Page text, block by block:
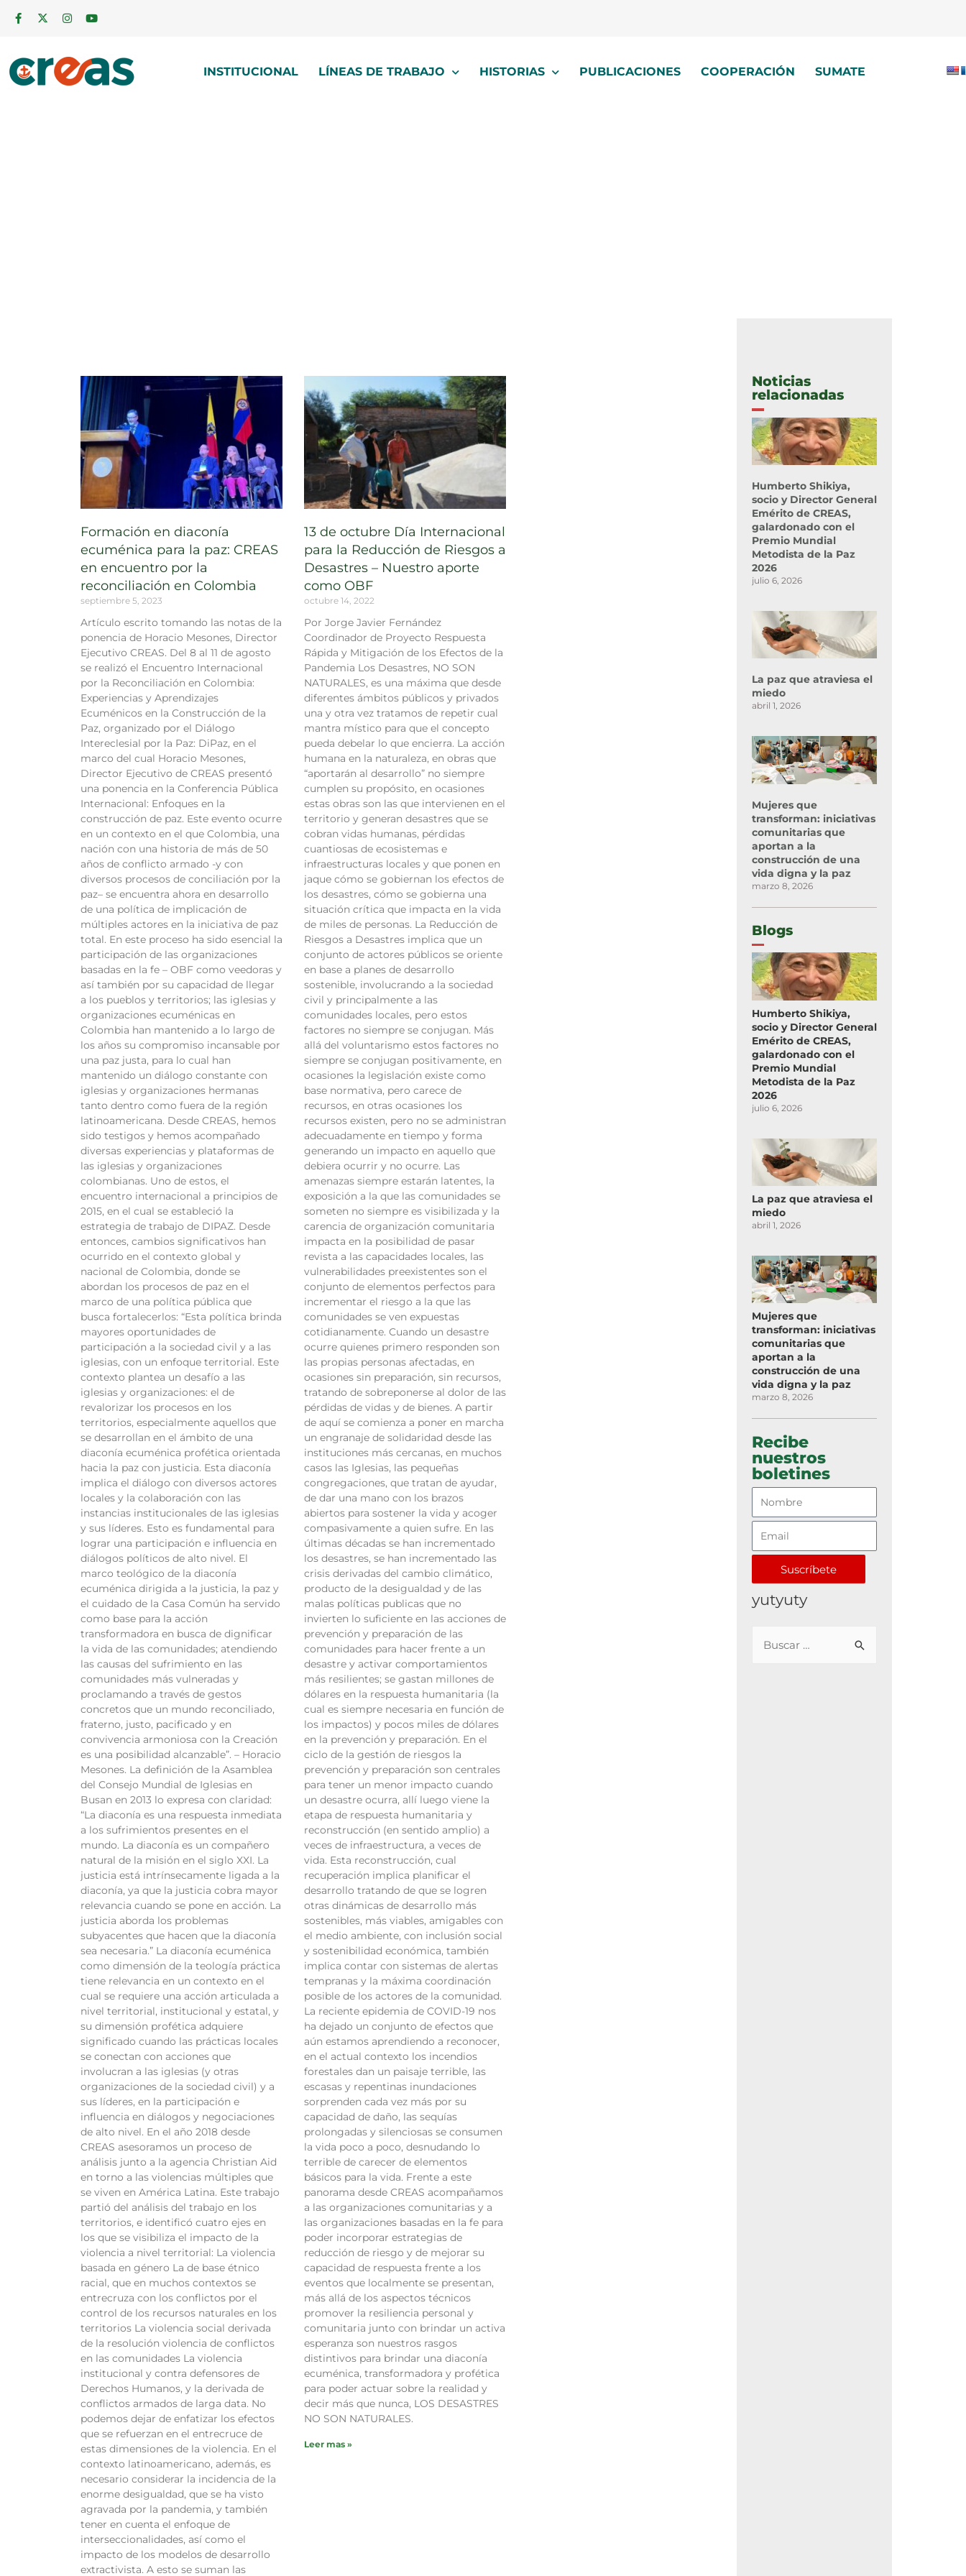
INSTITUCIONAL LÍNEAS DE TRABAJO HISTORIAS PUBLICACIONES COOPERACIÓN SUMATE
Formación en diaconía
ecuménica para la paz: CREAS
en encuentro por la
reconciliación en Colombia
septiembre 5, 2023
Artículo escrito tomando las notas de la
ponencia de Horacio Mesones, Director
Ejecutivo CREAS. Del 8 al 11 de agosto
se realizó el Encuentro Internacional
por la Reconciliación en Colombia:
Experiencias y Aprendizajes
Ecuménicos en la Construcción de la
Paz, organizado por el Diálogo
Intereclesial por la Paz: DiPaz, en el
marco del cual Horacio Mesones,
Director Ejecutivo de CREAS presentó
una ponencia en la Conferencia Pública
Internacional: Enfoques en la
construcción de paz. Este evento ocurre
en un contexto en el que Colombia, una
nación con una historia de más de 50
años de conflicto armado -y con
diversos procesos de conciliación por la
paz– se encuentra ahora en desarrollo
de una política de implicación de
múltiples actores en la iniciativa de paz
total. En este proceso ha sido esencial la
participación de las organizaciones
basadas en la fe – OBF como veedoras y
así también por su capacidad de llegar
a los pueblos y territorios; las iglesias y
organizaciones ecuménicas en
Colombia han mantenido a lo largo de
los años su compromiso incansable por
una paz justa, para lo cual han
mantenido un diálogo constante con
iglesias y organizaciones hermanas
tanto dentro como fuera de la región
latinoamericana. Desde CREAS, hemos
sido testigos y hemos acompañado
diversas experiencias y plataformas de
las iglesias y organizaciones
colombianas. Uno de estos, el
encuentro internacional a principios de
2015, en el cual se estableció la
estrategia de trabajo de DIPAZ. Desde
entonces, cambios significativos han
ocurrido en el contexto global y
nacional de Colombia, donde se
abordan los procesos de paz en el
marco de una política pública que
busca fortalecerlos: “Esta política brinda
mayores oportunidades de
participación a la sociedad civil y a las
iglesias, con un enfoque territorial. Este
contexto plantea un desafío a las
iglesias y organizaciones: el de
revalorizar los procesos en los
territorios, especialmente aquellos que
se desarrollan en el ámbito de una
diaconía ecuménica profética orientada
hacia la paz con justicia. Esta diaconía
implica el diálogo con diversos actores
locales y la colaboración con las
instancias institucionales de las iglesias
y sus líderes. Esto es fundamental para
lograr una participación e influencia en
diálogos políticos de alto nivel. El
marco teológico de la diaconía
ecuménica dirigida a la justicia, la paz y
el cuidado de la Casa Común ha servido
como base para la acción
transformadora en busca de dignificar
la vida de las comunidades; atendiendo
las causas del sufrimiento en las
comunidades más vulneradas y
proclamando a través de gestos
concretos que un mundo reconciliado,
fraterno, justo, pacificado y en
convivencia armoniosa con la Creación
es una posibilidad alcanzable”. – Horacio
Mesones. La definición de la Asamblea
del Consejo Mundial de Iglesias en
Busan en 2013 lo expresa con claridad:
“La diaconía es una respuesta inmediata
a los sufrimientos presentes en el
mundo. La diaconía es un compañero
natural de la misión en el siglo XXI. La
justicia está intrínsecamente ligada a la
diaconía, ya que la justicia cobra mayor
relevancia cuando se pone en acción. La
justicia aborda los problemas
subyacentes que hacen que la diaconía
sea necesaria.” La diaconía ecuménica
como dimensión de la teología práctica
tiene relevancia en un contexto en el
cual se requiere una acción articulada a
nivel territorial, institucional y estatal, y
su dimensión profética adquiere
significado cuando las prácticas locales
se conectan con acciones que
involucran a las iglesias (y otras
organizaciones de la sociedad civil) y a
sus líderes, en la participación e
influencia en diálogos y negociaciones
de alto nivel. En el año 2018 desde
CREAS asesoramos un proceso de
análisis junto a la agencia Christian Aid
en torno a las violencias múltiples que
se viven en América Latina. Este trabajo
partió del análisis del trabajo en los
territorios, e identificó cuatro ejes en
los que se visibiliza el impacto de la
violencia a nivel territorial: La violencia
basada en género La de base étnico
racial, que en muchos contextos se
entrecruza con los conflictos por el
control de los recursos naturales en los
territorios La violencia social derivada
de la resolución violencia de conflictos
en las comunidades La violencia
institucional y contra defensores de
Derechos Humanos, y la derivada de
conflictos armados de larga data. No
podemos dejar de enfatizar los efectos
que se refuerzan en el entrecruce de
estas dimensiones de la violencia. En el
contexto latinoamericano, además, es
necesario considerar la incidencia de la
enorme desigualdad, que se ha visto
agravada por la pandemia, y también
tener en cuenta el enfoque de
interseccionalidades, así como el
impacto de los modelos de desarrollo
extractivista. A esto se suman las
13 de octubre Día Internacional
para la Reducción de Riesgos a
Desastres – Nuestro aporte
como OBF
octubre 14, 2022
Por Jorge Javier Fernández
Coordinador de Proyecto Respuesta
Rápida y Mitigación de los Efectos de la
Pandemia Los Desastres, NO SON
NATURALES, es una máxima que desde
diferentes ámbitos públicos y privados
una y otra vez tratamos de repetir cual
mantra místico para que el concepto
pueda debelar lo que encierra. La acción
humana en la naturaleza, en obras que
“aportarán al desarrollo” no siempre
cumplen su propósito, en ocasiones
estas obras son las que intervienen en el
territorio y generan desastres que se
cobran vidas humanas, pérdidas
cuantiosas de ecosistemas e
infraestructuras locales y que ponen en
jaque cómo se gobiernan los efectos de
los desastres, cómo se gobierna una
situación crítica que impacta en la vida
de miles de personas. La Reducción de
Riesgos a Desastres implica que un
conjunto de actores públicos se oriente
en base a planes de desarrollo
sostenible, involucrando a la sociedad
civil y principalmente a las
comunidades locales, pero estos
factores no siempre se conjugan. Más
allá del voluntarismo estos factores no
siempre se conjugan positivamente, en
ocasiones la legislación existe como
base normativa, pero carece de
recursos, en otras ocasiones los
recursos existen, pero no se administran
adecuadamente en tiempo y forma
generando un impacto en aquello que
debiera ocurrir y no ocurre. Las
amenazas siempre estarán latentes, la
exposición a la que las comunidades se
someten no siempre es visibilizada y la
carencia de organización comunitaria
impacta en la posibilidad de pasar
revista a las capacidades locales, las
vulnerabilidades preexistentes son el
conjunto de elementos perfectos para
incrementar el riesgo a la que las
comunidades se ven expuestas
cotidianamente. Cuando un desastre
ocurre quienes primero responden son
las propias personas afectadas, en
ocasiones sin preparación, sin recursos,
tratando de sobreponerse al dolor de las
pérdidas de vidas y de bienes. A partir
de aquí se comienza a poner en marcha
un engranaje de solidaridad desde las
instituciones más cercanas, en muchos
casos las Iglesias, las pequeñas
congregaciones, que tratan de ayudar,
de dar una mano con los brazos
abiertos para sostener la vida y acoger
compasivamente a quien sufre. En las
últimas décadas se han incrementado
los desastres, se han incrementado las
crisis derivadas del cambio climático,
producto de la desigualdad y de las
malas políticas publicas que no
invierten lo suficiente en las acciones de
prevención y preparación de las
comunidades para hacer frente a un
desastre y activar comportamientos
más resilientes; se gastan millones de
dólares en la respuesta humanitaria (la
cual es siempre necesaria en función de
los impactos) y pocos miles de dólares
en la prevención y preparación. En el
ciclo de la gestión de riesgos la
prevención y preparación son centrales
para tener un menor impacto cuando
un desastre ocurra, allí luego viene la
etapa de respuesta humanitaria y
reconstrucción (en sentido amplio) a
veces de infraestructura, a veces de
vida. Esta reconstrucción, cual
recuperación implica planificar el
desarrollo tratando de que se logren
otras dinámicas de desarrollo más
sostenibles, más viables, amigables con
el medio ambiente, con inclusión social
y sostenibilidad económica, también
implica contar con sistemas de alertas
tempranas y la máxima coordinación
posible de los actores de la comunidad.
La reciente epidemia de COVID-19 nos
ha dejado un conjunto de efectos que
aún estamos aprendiendo a reconocer,
en el actual contexto los incendios
forestales dan un paisaje terrible, las
escasas y repentinas inundaciones
sorprenden cada vez más por su
capacidad de daño, las sequías
prolongadas y silenciosas se consumen
la vida poco a poco, desnudando lo
terrible de carecer de elementos
básicos para la vida. Frente a este
panorama desde CREAS acompañamos
a las organizaciones comunitarias y a
las organizaciones basadas en la fe para
poder incorporar estrategias de
reducción de riesgo y de mejorar su
capacidad de respuesta frente a los
eventos que localmente se presentan,
más allá de los aspectos técnicos
promover la resiliencia personal y
comunitaria junto con brindar un activa
esperanza son nuestros rasgos
distintivos para brindar una diaconía
ecuménica, transformadora y profética
para poder actuar sobre la realidad y
decir más que nunca, LOS DESASTRES
NO SON NATURALES.
Leer mas »
Noticias
relacionadas
Humberto Shikiya,
socio y Director General
Emérito de CREAS,
galardonado con el
Premio Mundial
Metodista de la Paz
2026
julio 6, 2026
La paz que atraviesa el
miedo
abril 1, 2026
Mujeres que
transforman: iniciativas
comunitarias que
aportan a la
construcción de una
vida digna y la paz
marzo 8, 2026
Blogs
Humberto Shikiya,
socio y Director General
Emérito de CREAS,
galardonado con el
Premio Mundial
Metodista de la Paz
2026
julio 6, 2026
La paz que atraviesa el
miedo
abril 1, 2026
Mujeres que
transforman: iniciativas
comunitarias que
aportan a la
construcción de una
vida digna y la paz
marzo 8, 2026
Recibe
nuestros
boletines
Suscríbete
yutyuty